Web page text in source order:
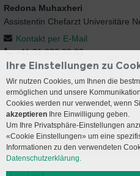
Redona Muhaxheri
Assistentin Chefarzt Universitäre
Kontakt per E-Mail
+41 31 632 30 83
Ihre Einstellungen zu
Wir nutzen Cookies, um Ihnen die
ermöglichen und unsere
Cookies werden nur verwendet, wenn
akzeptieren Ihre Einwilligung geben.
Um Ihre Privatsphäre-Einstellungen
«Cookie Einstellungen» um eine
Informationen zu den verwendeten
Datenschutzerklärung.